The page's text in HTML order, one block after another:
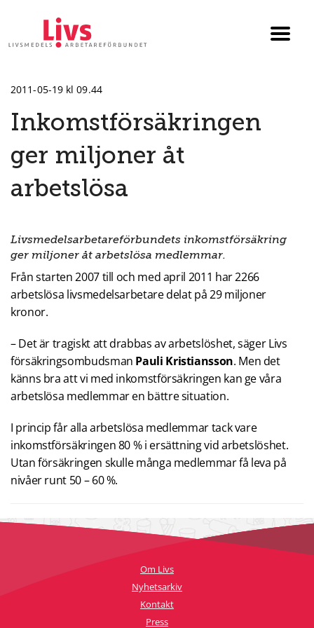
2011-05-19 kl 09.44
Inkomstförsäkringen
ger miljoner åt
arbetslösa
Livsmedelsarbetareförbundets inkomstförsäkring
ger miljoner åt arbetslösa medlemmar.
Från starten 2007 till och med april 2011 har 2266
arbetslösa livsmedelsarbetare delat på 29 miljoner
kronor.
– Det är tragiskt att drabbas av arbetslöshet, säger Livs
försäkringsombudsman Pauli Kristiansson. Men det
känns bra att vi med inkomstförsäkringen kan ge våra
arbetslösa medlemmar en bättre situation.
I princip får alla arbetslösa medlemmar tack vare
inkomstförsäkringen 80 % i ersättning vid arbetslöshet.
Utan försäkringen skulle många medlemmar få leva på
nivåer runt 50 – 60 %.
Om Livs
Nyhetsarkiv
Kontakt
Press